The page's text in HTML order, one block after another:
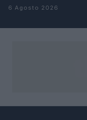
Salta al contenuto
6 Agosto 2026